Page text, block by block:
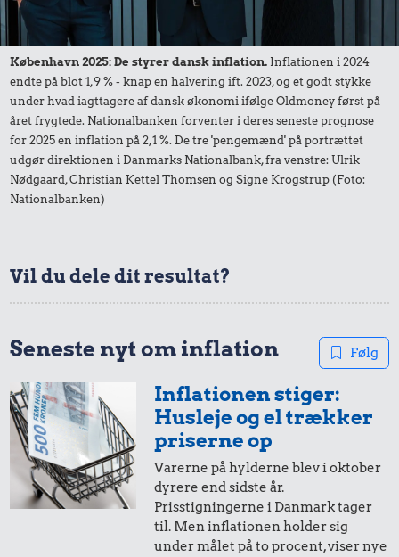
0,20 kr.
1 kg sukker
0,36 kr.
Hotdog
0,19 kr.
0,17 kr.
Syltede
rødbeder
0,41 kr.
Bakke jordbær
0,32 kr.
København 2025: De styrer dansk inflation. Inflationen i 2024
endte på blot 1,9 % - knap en halvering ift. 2023, og et godt stykke
under hvad iagttagere af dansk økonomi ifølge Oldmoney først på
året frygtede. Nationalbanken forventer i deres seneste prognose
for 2025 en inflation på 2,1 %. De tre 'pengemænd' på portrættet
udgør direktionen i Danmarks Nationalbank, fra venstre: Ulrik
Nødgaard, Christian Kettel Thomsen og Signe Krogstrup (Foto:
Nationalbanken)
Vil du dele dit resultat?
Seneste nyt om inflation Følg
Inflationen stiger:
Husleje og el trækker
priserne op
Varerne på hylderne blev i oktober
dyrere end sidste år.
Prisstigningerne i Danmark tager
til. Men inflationen holder sig
under målet på to procent, viser nye